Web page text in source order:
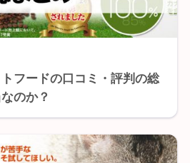
トフードの口コミ・評判の総
のか？